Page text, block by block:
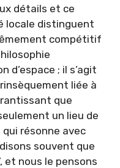
détails et ce
locale distinguent
compétitif
d’espace ; il s’agit
liée à
que
un lieu de
résonne avec
souvent que
et nous le pensons